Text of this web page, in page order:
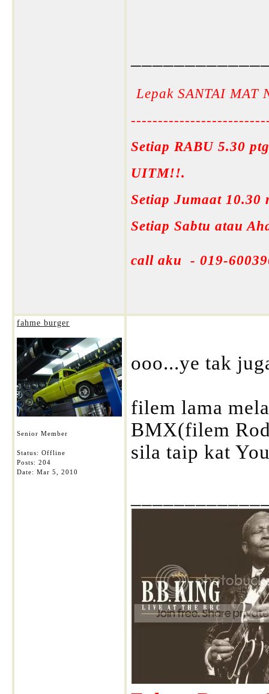
Lepak SANTAI MAT
Setiap RABU 5.30
UITM!!.
Setiap Jumaat 10.30
Setiap Sabtu atau
call aku - 019-
fahme burger
Senior Member
Status: Offline
Posts: 204
Date: Mar 5, 2010
ooo...ye tak
filem lama
BMX(filem
sila taip kat